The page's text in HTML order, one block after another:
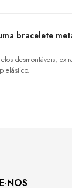
bracelete
desmontáveis,
elástico.
NOS